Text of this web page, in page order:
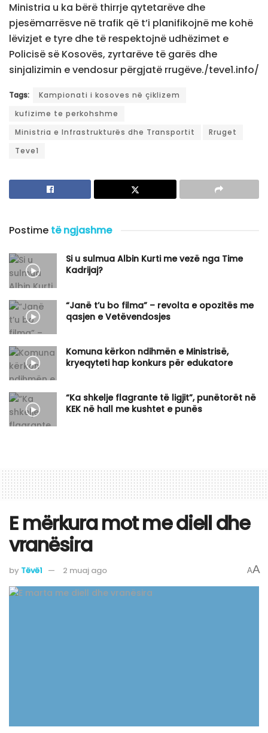
Ministria u ka bërë thirrje qytetarëve dhe
pjesëmarrësve në trafik që t’i planifikojnë me kohë
lëvizjet e tyre dhe të respektojnë udhëzimet e
Policisë së Kosovës, zyrtarëve të garës dhe
sinjalizimin e vendosur përgjatë rrugëve./teve1.info/
Tags:
Kampionati i kosoves në çiklizem
kufizime te perkohshme
Ministria e Infrastrukturës dhe Transportit
Rruget
Teve1
Postime të ngjashme
Si u sulmua Albin Kurti me vezë nga Time
Kadrijaj?
“Janë t’u bo filma” – revolta e opozitës me
qasjen e Vetëvendosjes
Komuna kërkon ndihmën e Ministrisë,
kryeqyteti hap konkurs për edukatore
“Ka shkelje flagrante të ligjit”, punëtorët në
KEK në hall me kushtet e punës
E mërkura mot me diell dhe
vranësira
by Tëvë1 2 muaj ago AA